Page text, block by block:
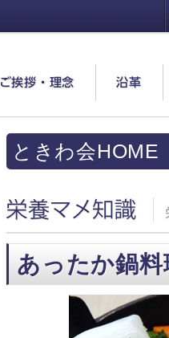
ご挨拶・理念 沿革
ときわ会HOME
栄養マメ知識
あったか鍋